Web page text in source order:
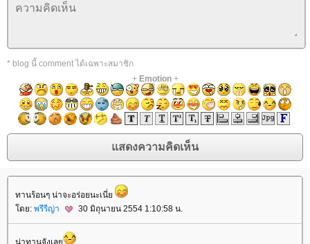
* blog นี้ comment ได้เฉพาะสมาชิก
+ Emotion+
ทานร้อนๆ น่าจะอร่อยนะเนี่
ดย: พรีรีญ่า 30 มิถุนายน 2554 1:10:58 น.